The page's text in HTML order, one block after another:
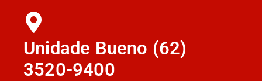
Unidade Bueno (62)
3520-9400